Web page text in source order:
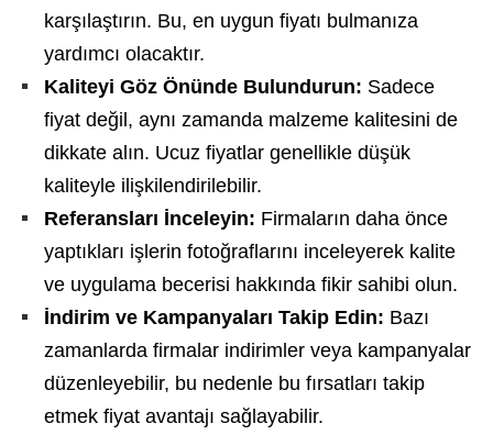
karşılaştırın. Bu, en uygun fiyatı bulmanıza
yardımcı olacaktır.
Kaliteyi Göz Önünde Bulundurun: Sadece
fiyat değil, aynı zamanda malzeme kalitesini de
dikkate alın. Ucuz fiyatlar genellikle düşük
kaliteyle ilişkilendirilebilir.
Referansları İnceleyin: Firmaların daha önce
yaptıkları işlerin fotoğraflarını inceleyerek kalite
ve uygulama becerisi hakkında fikir sahibi olun.
İndirim ve Kampanyaları Takip Edin: Bazı
zamanlarda firmalar indirimler veya kampanyalar
düzenleyebilir, bu nedenle bu fırsatları takip
etmek fiyat avantajı sağlayabilir.